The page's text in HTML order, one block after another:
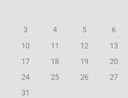
3
4 5 6
10
11 12 13
17
18 19 20
24
25 26 27
31